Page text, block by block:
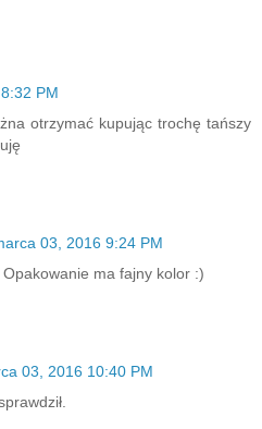
PM
otrzymać kupując trochę tańszy
03, 2016 9:24 PM
ma fajny kolor :)
03, 2016 10:40 PM